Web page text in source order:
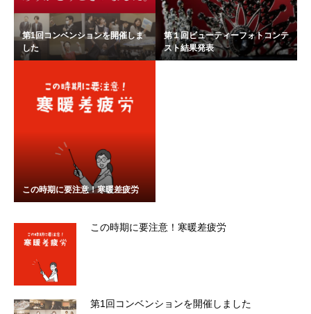
第1回コンベンションを開催しま
した
第１回ビューティーフォトコンテ
スト結果発表
この時期に要注意！寒暖差疲労
この時期に要注意！寒暖差疲労
第1回コンベンションを開催しました